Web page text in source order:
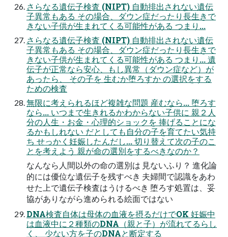
さらなる遺伝子検査 (NIPT) 自動排出されない遺伝
子異常もある その場合、ダウン症だったり長生きで
きない子供が生まれてくる可能性がある つまり...
さらなる遺伝子検査 (NIPT) 自動排出されない遺伝
子異常もある その場合、ダウン症だったり長生きで
きない子供が生まれてくる可能性がある つまり... 遺
伝子が正常なら安心、もし異常（ダウン症など）が
あったら、 その子を 生むか堕ろすか の選択をする
ための検査
無限に考えられるほど複雑な問題 産むなら... 堕ろす
なら... いつまで生きれるかわからない子供に 親２人
分の人生・お金・心理的ショックを 捧げることにな
るかもしれない だとしても自分の子を育てたい気持
ち せっかく妊娠したんだし... 切り替えて次の子のこ
とを考えよう 親が命の選別をするべきなのか？
なんなら人間以外の命の選別は 見ないふり？ 進化論
的には優位な遺伝子を残すべき 夫婦間で認識をあわ
せた上で遺伝子検査はうけるべき 堕ろす処置は、妥
協がありながら進められる絵面ではない
DNA検査自体は母体の血液を摂るだけでOK 妊娠中
は血液中に２種類のDNA（親と子）が流れてるらし
く、 少ない方を子のDNAと断定する